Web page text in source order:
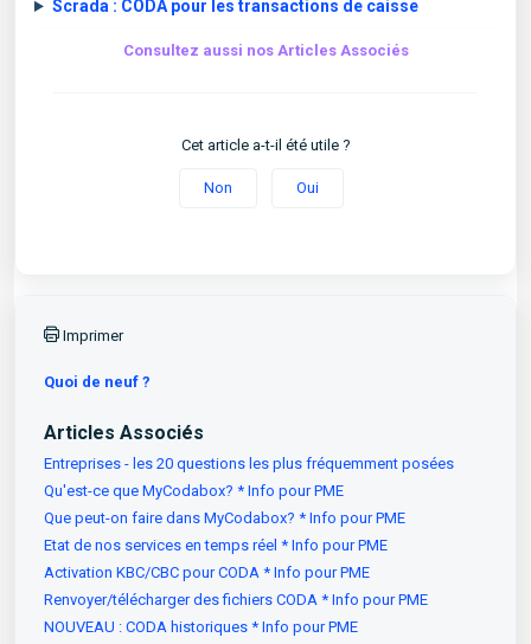
Scrada : CODA pour les transactions de caisse
Consultez aussi nos Articles Associés
Cet article a-t-il été utile ?
Non Oui
Imprimer
Quoi de neuf ?
Articles Associés
Entreprises - les 20 questions les plus fréquemment posées
Qu'est-ce que MyCodabox? * Info pour PME
Que peut-on faire dans MyCodabox? * Info pour PME
Etat de nos services en temps réel * Info pour PME
Activation KBC/CBC pour CODA * Info pour PME
Renvoyer/télécharger des fichiers CODA * Info pour PME
NOUVEAU : CODA historiques * Info pour PME